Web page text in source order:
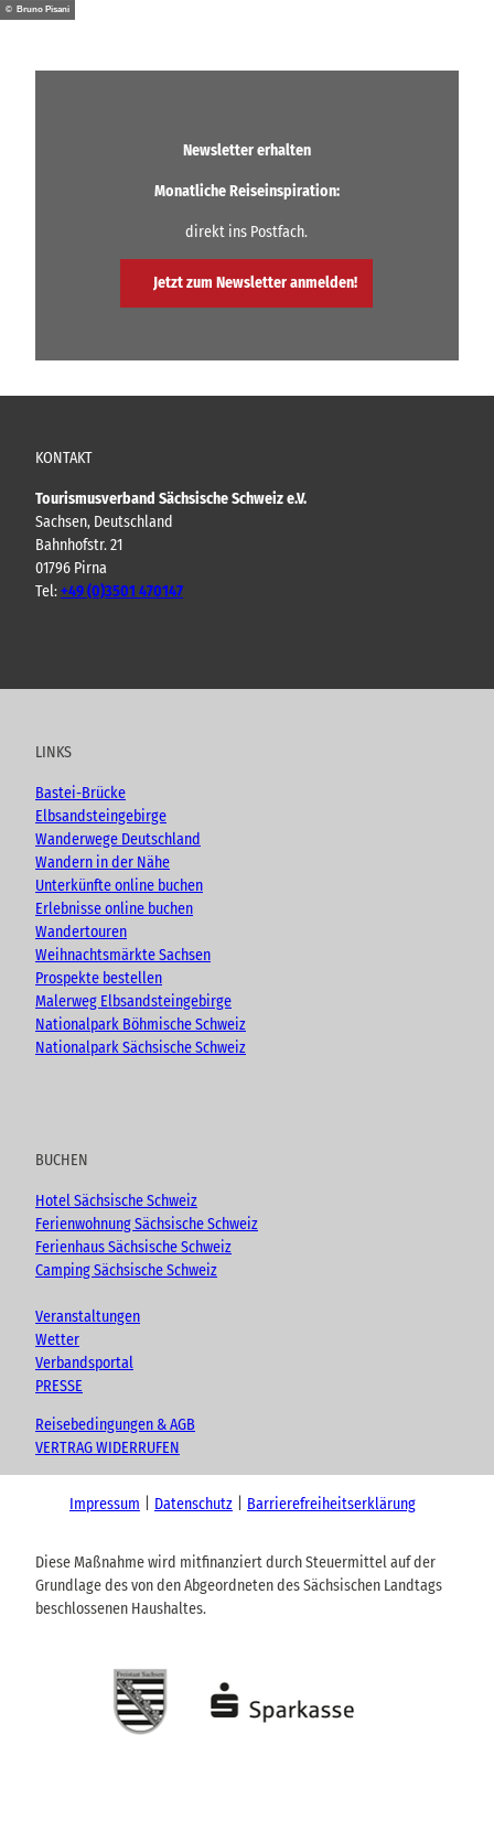
© Bruno Pisani
Newsletter erhalten
Monatliche Reiseinspiration:
direkt ins Postfach.
Jetzt zum Newsletter anmelden!
KONTAKT
Tourismusverband Sächsische Schweiz e.V.
Sachsen, Deutschland
Bahnhofstr. 21
01796 Pirna
Tel:+49 (0)3501 470147
u
e
c
o
k
s
r
a
m
o
LINKS
Bastei-Brücke
Elbsandsteingebirge
Wanderwege Deutschland
Wandern in der Nähe
Unterkünfte online buchen
Erlebnisse online buchen
Wandertouren
Weihnachtsmärkte Sachsen
Prospekte bestellen
Malerweg Elbsandsteingebirge
Nationalpark Böhmische Schweiz
Nationalpark Sächsische Schweiz
BUCHEN
Hotel Sächsische Schweiz
Ferienwohnung Sächsische Schweiz
Ferienhaus Sächsische Schweiz
Camping Sächsische Schweiz
Veranstaltungen
Wetter
Verbandsportal
PRESSE
Reisebedingungen & AGB
VERTRAG WIDERRUFEN
Impressum Datenschutz Barrierefreiheitserklärung
Diese Maßnahme wird mitfinanziert durch Steuermittel auf der
Grundlage des von den Abgeordneten des Sächsischen Landtags
beschlossenen Haushaltes.